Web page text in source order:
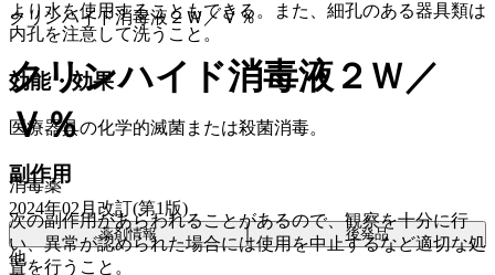
より水を使用することもできる。また、細孔のある器具類は
内孔を注意して洗うこと。
効能・効果
医療器具の化学的滅菌または殺菌消毒。
副作用
次の副作用があらわれることがあるので、観察を十分に行
い、異常が認められた場合には使用を中止するなど適切な処
置を行うこと。
クリンハイド消毒液２Ｗ／Ｖ％
クリンハイド消毒液２Ｗ／
Ｖ％
消毒薬
2024年02月改訂(第1版)
薬剤情報 後発品
他